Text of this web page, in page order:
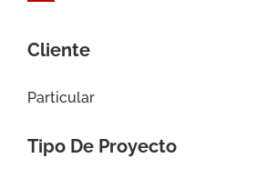
Cliente
Particular
Tipo De Proyecto